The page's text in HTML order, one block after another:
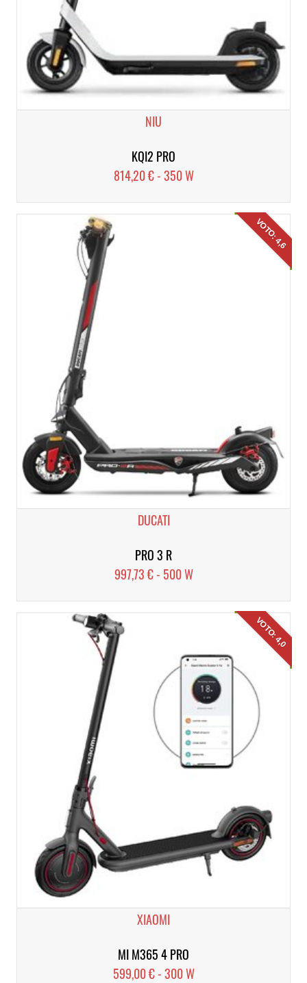
NIU
KQI2 PRO
814,20 € - 350 W
VOTO: 4,6
DUCATI
PRO 3 R
997,73 € - 500 W
VOTO: 4,0
XIAOMI
MI M365 4 PRO
599,00 € - 300 W